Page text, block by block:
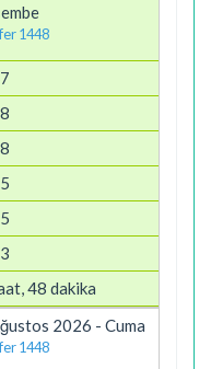
1448
48 dakika
2026 - Cuma
1448